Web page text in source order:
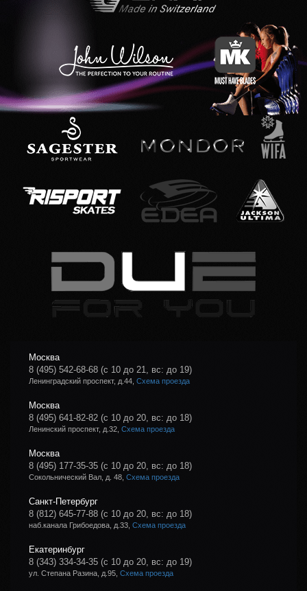
Москва
8 (495) 542-68-68 (с 10 до 21, вс: до 19)
Ленинградский проспект, д.44, Схема проезда
Москва
8 (495) 641-82-82 (с 10 до 20, вс: до 18)
Ленинский проспект, д.32, Схема проезда
Москва
8 (495) 177-35-35 (с 10 до 20, вс: до 18)
Сокольнический Вал, д. 48, Схема проезда
Санкт-Петербург
8 (812) 645-77-88 (с 10 до 20, вс: до 18)
наб.канала Грибоедова, д.33, Схема проезда
Екатеринбург
8 (343) 334-34-35 (с 10 до 20, вс: до 19)
ул. Степана Разина, д.95, Схема проезда